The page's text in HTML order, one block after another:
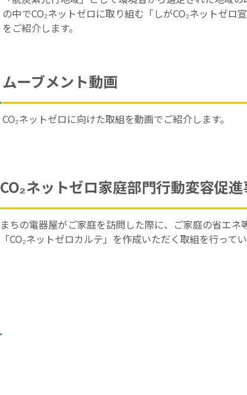
の中でCO₂ネットゼロに取り組む「しがCO₂ネットゼロ
をご紹介します。
ムーブメント動画
CO₂ネットゼロに向けた取組を動画でご紹介します。
CO₂ネットゼロ家庭部門行動変容促
まちの電器屋がご家庭を訪問した際に、ご家庭の省エネ
「CO₂ネットゼロカルテ」を作成いただく取組を行ってい